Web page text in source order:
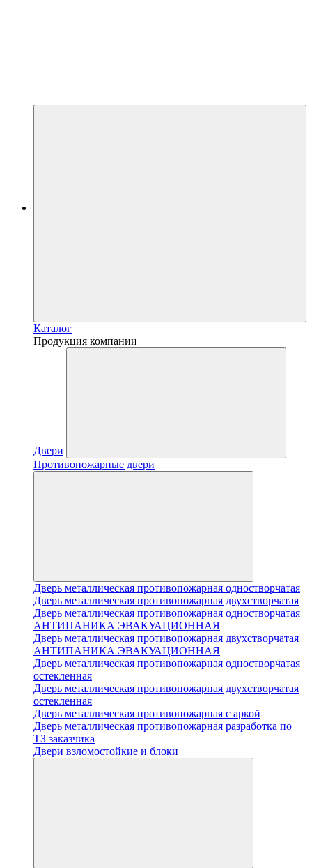
Каталог
Продукция компании
Двери
Противопожарные двери
Дверь металлическая противопожарная одностворчатая
Дверь металлическая противопожарная двухстворчатая
Дверь металлическая противопожарная одностворчатая
АНТИПАНИКА ЭВАКУАЦИОННАЯ
Дверь металлическая противопожарная двухстворчатая
АНТИПАНИКА ЭВАКУАЦИОННАЯ
Дверь металлическая противопожарная одностворчатая
остекленная
Дверь металлическая противопожарная двухстворчатая
остекленная
Дверь металлическая противопожарная с аркой
Дверь металлическая противопожарная разработка по
ТЗ заказчика
Двери взломостойкие и блоки